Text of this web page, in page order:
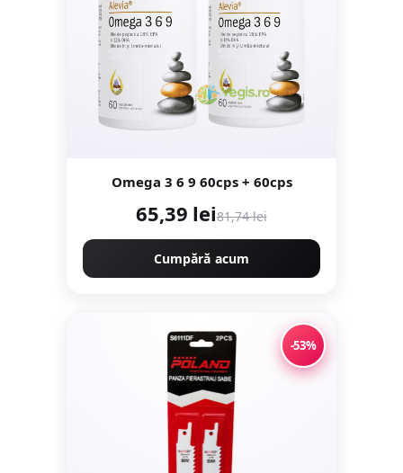
Omega 3 6 9 60cps + 60cps
65,39 lei81,74 lei
Cumpără acum
-53%